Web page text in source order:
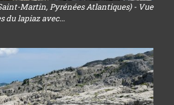
Martin, Pyrénées Atlantiques) - Vue
du lapiaz avec...